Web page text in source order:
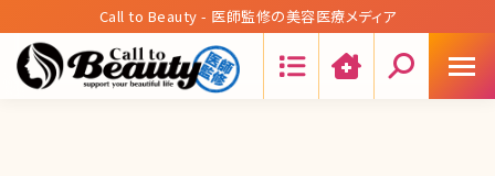
Call to Beauty - 医師監修の美容医療メディア